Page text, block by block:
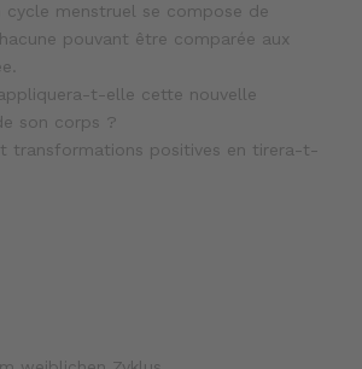
cycle menstruel se compose de
pouvant être comparée aux
t-elle cette nouvelle
son corps ?
transformations positives en tirera-t-